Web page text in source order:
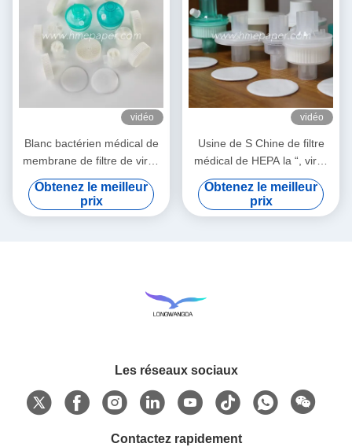
vidéo
Blanc bactérien médical de
membrane de filtre de virus
de HME
Obtenez le meilleur
prix
vidéo
Usine de S Chine de filtre
médical de HEPA la “, virus
bactériens de BEF 99,99%
filtrent
Obtenez le meilleur
prix
Les réseaux sociaux
Contactez rapidement